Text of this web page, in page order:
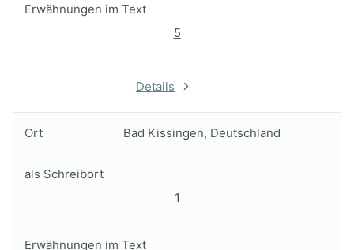
Erwähnungen im Text
5
Details
Ort Bad Kissingen, Deutschland
als Schreibort
1
Erwähnungen im Text